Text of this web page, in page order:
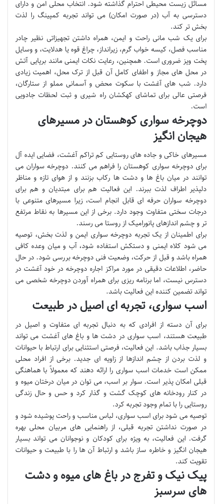
مسائل زیست محیطی احترام گذاشته شود. انتخاب محلی امن و دارای
دسترسی به آب (در صورت امکان) می تواند تجربه کمپینگ را لذت
بخش تر کند.
برای یک شب مانی راحت و ایمن، همراه داشتن تجهیزاتی نظیر چادر
مناسب فصل، کیسه خواب گرم، زیرانداز، چراغ قوه یا هدلایت، و وسایل
پخت وپز ضروری است. همچنین، رعایت نکات ایمنی مانند برپایی آتش
در محل های مجاز و اطفای کامل آن قبل از ترک محل، اهمیت زیادی
دارد. شب های آغشت با سکوت محض و آسمانی مملو از ستارگان،
فرصتی عالی برای تماشای کهکشان راه شیری و ثبت لحظات جادویی
است.
دوچرخه سواری کوهستان در مسیرهای
هیجان انگیز
مسیرهای خاکی و جاده های روستایی کم تراکم آغشت، فضایی ایده آل
برای دوچرخه سواری کوهستان را فراهم می کنند. دوچرخه سواران می
توانند در میان باغ ها و دشت ها رکاب بزنند و از هوای تازه و مناظر
دلپذیر اطراف لذت ببرند. این فعالیت هم برای مبتدیان و هم برای
دوچرخه سواران حرفه ای قابل انجام است، زیرا مسیرهای متنوعی با
درجات سختی متفاوت وجود دارد. برخی از این مسیرها به نقاط مرتفع
تر و چشم اندازهای پانورامیک از روستا می رسند.
برای اطمینان از یک تجربه دوچرخه سواری ایمن و لذت بخش، توصیه
می شود کلاه ایمنی و دستکش استفاده شود، آب و میان وعده کافی
همراه باشد و قبل از حرکت، وضعیت فنی دوچرخه بررسی شود. در حال
حاضر، اطلاعات دقیقی در مورد مراکز اجاره دوچرخه در خود آغشت در
دسترس نیست، اما برنامه ریزی برای همراه آوردن دوچرخه شخصی می
تواند تضمین کننده این فعالیت باشد.
اسب سواری، تجربه ای اصیل در طبیعت
برای آن دسته از افرادی که به دنبال تجربه ای متفاوت و اصیل در
طبیعت هستند، اسب سواری در دشت ها و باغ های آغشت می تواند
بسیار جذاب باشد. این فعالیت، فرصتی استثنایی برای ارتباط با حیوانات
و لذت بردن از چشم اندازها از زاویه ای جدید. برخی از افراد محلی
ممکن است خدمات اسب سواری را ارائه دهند که معمولاً با هماهنگی
قبلی امکان پذیر است. سوار بر اسب، می توان در میان درختان میوه و
در کنار رودخانه های کوچک گشت و گذار کرد و حس و حال زندگی
روستایی را با تمام وجود تجربه کرد.
توصیه می شود برای اسب سواری، لباس مناسب و راحت پوشیده شود و
در صورت نداشتن تجربه قبلی، از راهنمایی های مربیان محلی بهره
گرفت. این فعالیت، به ویژه برای کودکان و نوجوانان می تواند بسیار
هیجان انگیز و خاطره ساز باشد و ارتباط آن ها را با طبیعت و حیوانات
تقویت کند.
پیک نیک و تفرج در باغ های میوه و دشت
های سرسبز